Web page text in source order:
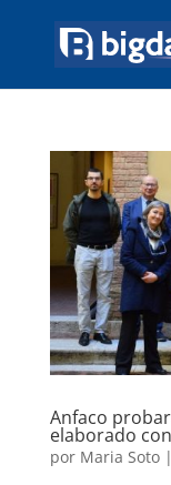
Anfaco
elaborado
por Maria Soto|